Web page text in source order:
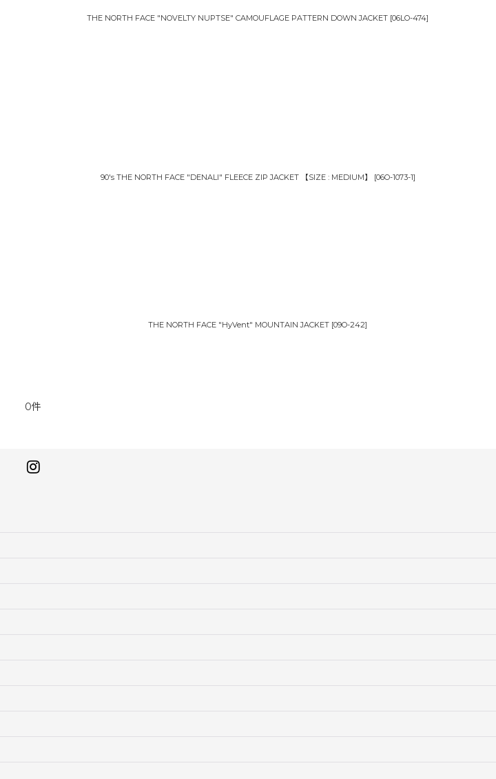
THE NORTH FACE "NOVELTY NUPTSE" CAMOUFLAGE PATTERN DOWN JACKET [06LO-474]
90's THE NORTH FACE "DENALI" FLEECE ZIP JACKET 【SIZE : MEDIUM】 [06O-1073-1]
THE NORTH FACE "HyVent" MOUNTAIN JACKET [09O-242]
0件